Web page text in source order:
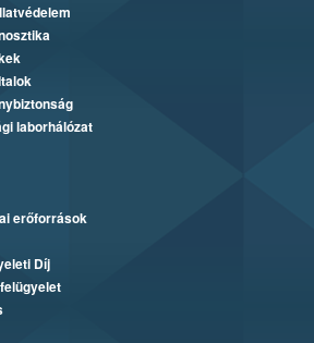
laborhálózat
erőforrások
Díj